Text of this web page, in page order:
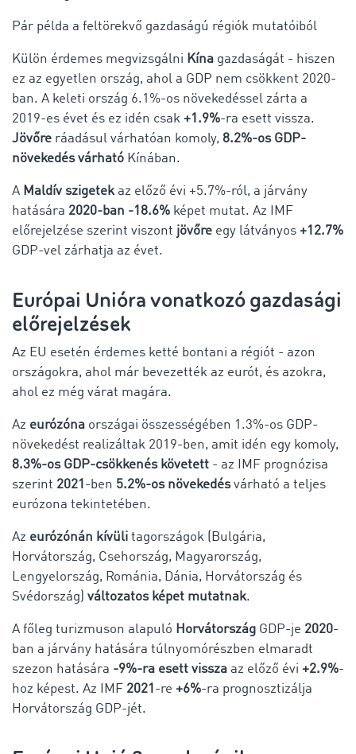
Pár példa a feltörekvő gazdaságú régiók mutatóiból
Külön érdemes megvizsgálni Kína gazdaságát - hiszen
ez az egyetlen ország, ahol a GDP nem csökkent 2020-
ban. A keleti ország 6.1%-os növekedéssel zárta a
2019-es évet és ez idén csak +1.9%-ra esett vissza.
Jövőre ráadásul várhatóan komoly, 8.2%-os GDP-
növekedés várható Kínában.
A Maldív szigetekaz előző évi +5.7%-ról, a járvány
hatására 2020-ban -18.6% képet mutat. Az IMF
előrejelzése szerint viszont jövőre egy látványos +12.7%
GDP-vel zárhatja az évet.
Európai Unióra vonatkozó gazdasági
előrejelzések
Az EU esetén érdemes ketté bontani a régiót - azon
országokra, ahol már bevezették az eurót, és azokra,
ahol ez még várat magára.
Az eurózóna országai összességében 1.3%-os GDP-
növekedést realizáltak 2019-ben, amit idén egy komoly,
8.3%-os GDP-csökkenés követett - az IMF prognózisa
szerint 2021 -ben 5.2%-os növekedésvárható a teljes
eurózona tekintetében.
Az eurózónán kívüli tagországok (Bulgária,
Horvátország, Csehország, Magyarország,
Lengyelország, Románia, Dánia, Horvátország és
Svédország) változatos képet mutatnak.
A főleg turizmuson alapuló Horvátország GDP-je 2020-
ban a járvány hatására túlnyomórészben elmaradt
szezon hatására -9%-ra esett vissza az előző évi +2.9%-
hoz képest. Az IMF 2021 -re +6%-ra prognosztizálja
Horvátország GDP-jét.